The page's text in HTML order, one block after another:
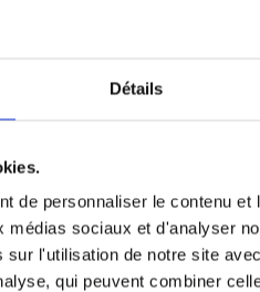
Détails
de personnaliser le contenu
médias sociaux et d'analyser
sur l'utilisation de notre site
qui peuvent combiner